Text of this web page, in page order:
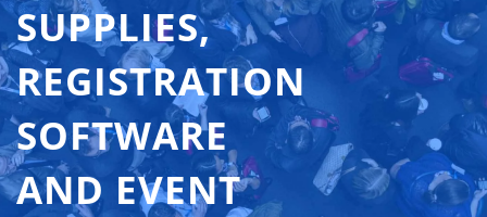
SUPPLIES,
REGISTRATION
SOFTWARE
AND EVENT